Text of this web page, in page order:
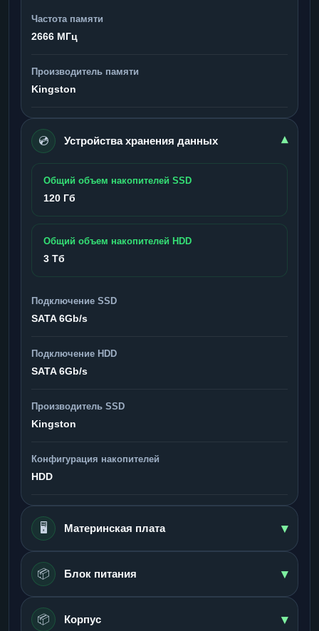
Частота памяти
2666 МГц
Производитель памяти
Kingston
💿 Устройства хранения данных ▾
Общий объем накопителей SSD
120 Гб
Общий объем накопителей HDD
3 Тб
Подключение SSD
SATA 6Gb/s
Подключение HDD
SATA 6Gb/s
Производитель SSD
Kingston
Конфигурация накопителей
HDD
🖥️ Материнская плата ▾
📦 Блок питания ▾
📦 Корпус ▾